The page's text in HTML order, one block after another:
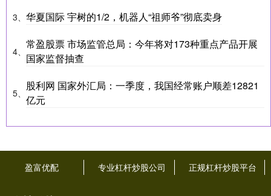
3、 华夏国际 宇树的1/2，机器人“祖师爷”彻底卖身
4、
常盈股票 市场监管总局：今年将对173种重点产品开展
国家监督抽查
5、
股利网 国家外汇局：一季度，我国经常账户顺差12821
亿元
盈富优配 专业杠杆炒股公司 正规杠杆炒股平台